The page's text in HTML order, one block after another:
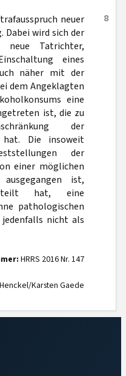
8
neuer
Dabei wird sich der
neue Tatrichter,
eines
näher mit der
dem Angeklagten
eine
ist, die zu
der
hat. Die insoweit
der
einer möglichen
ausgegangen ist,
hat, eine
pathologischen
jedenfalls nicht als
HRRS 2016 Nr. 147
Karsten Gaede